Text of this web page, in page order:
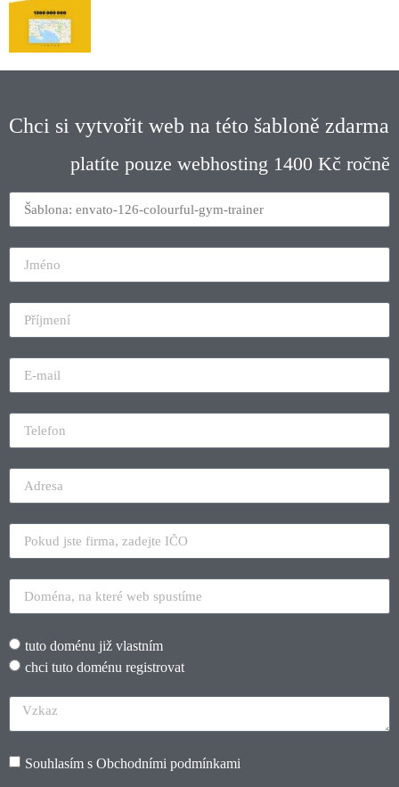
Chci si vytvořit web na této šabloně zdarma
platíte pouze webhosting 1400 Kč ročně
tuto doménu již vlastním
chci tuto doménu registrovat
Souhlasím s Obchodními podmínkami